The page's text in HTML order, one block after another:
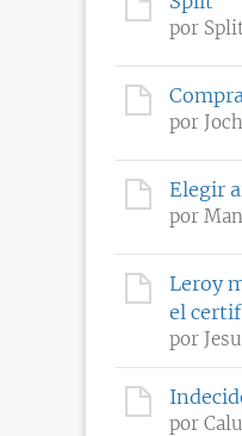
por
por
Elegir
por
Leroy
el
por
por